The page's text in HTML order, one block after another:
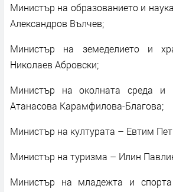
Министър на образованието и
Александров Вълчев;
Министър на земеделието и
Николаев Абровски;
Министър на околната среда и
Атанасова Карамфилова-Благова;
Министър на културата – Евтим
Министър на туризма – Илин
Министър на младежта и